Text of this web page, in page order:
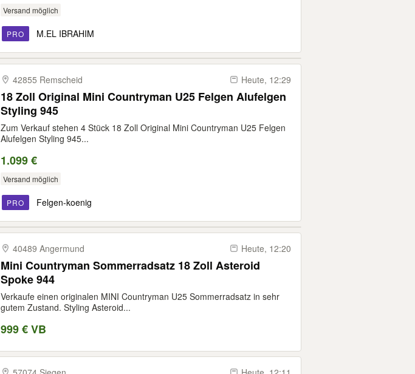
Versand möglich
PRO M.EL IBRAHIM
42855 Remscheid Heute, 12:29
18 Zoll Original Mini Countryman U25 Felgen Alufelgen
Styling 945
Zum Verkauf stehen 4 Stück 18 Zoll Original Mini Countryman U25 Felgen
Alufelgen Styling 945...
1.099 €
Versand möglich
PRO Felgen-koenig
40489 Angermund Heute, 12:20
Mini Countryman Sommerradsatz 18 Zoll Asteroid
Spoke 944
Verkaufe einen originalen MINI Countryman U25 Sommerradsatz in sehr
gutem Zustand. Styling Asteroid...
999 € VB